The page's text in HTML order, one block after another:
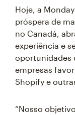
Hoje, a
próspera de
no Canadá,
experiência e
oportunidades
empresas
Shopify e
“Nosso